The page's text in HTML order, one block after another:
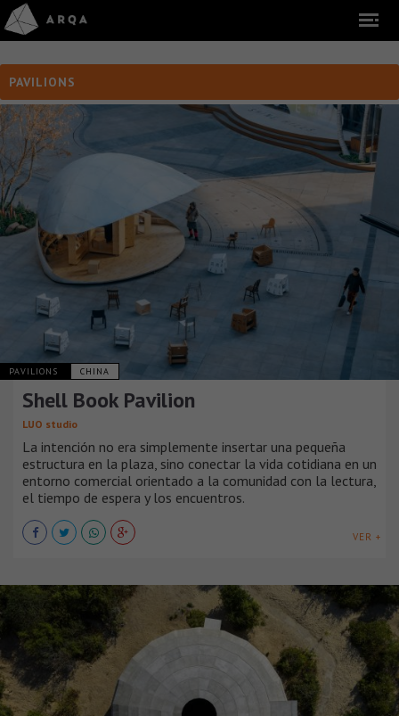
PAVILIONS
PAVILIONS CHINA
Shell Book Pavilion
LUO studio
La intención no era simplemente insertar una pequeña
estructura en la plaza, sino conectar la vida cotidiana en un
entorno comercial orientado a la comunidad con la lectura,
el tiempo de espera y los encuentros.
VER +